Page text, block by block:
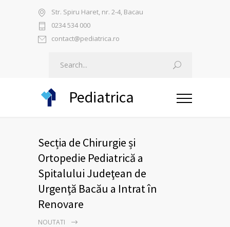
Str. Spiru Haret, nr. 2-4, Bacau
0234 534 000
contact@pediatrica.ro
Pediatrica
Secția de Chirurgie și
Ortopedie Pediatrică a
Spitalului Judeţean de
Urgenţă Bacău a Intrat în
Renovare
NOUTATI